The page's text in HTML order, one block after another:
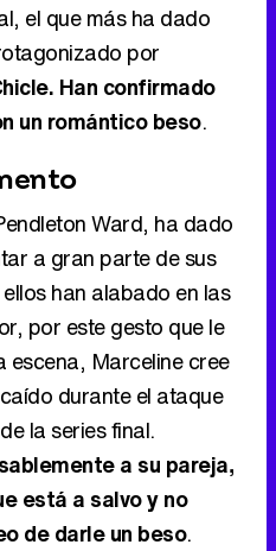
el que más ha dado
por
Han confirmado
un romántico beso.
Ward, ha dado
a gran parte de sus
han alabado en las
por este gesto que le
escena, Marceline cree
durante el ataque
la series final.
a su pareja,
está a salvo y no
de darle un beso.